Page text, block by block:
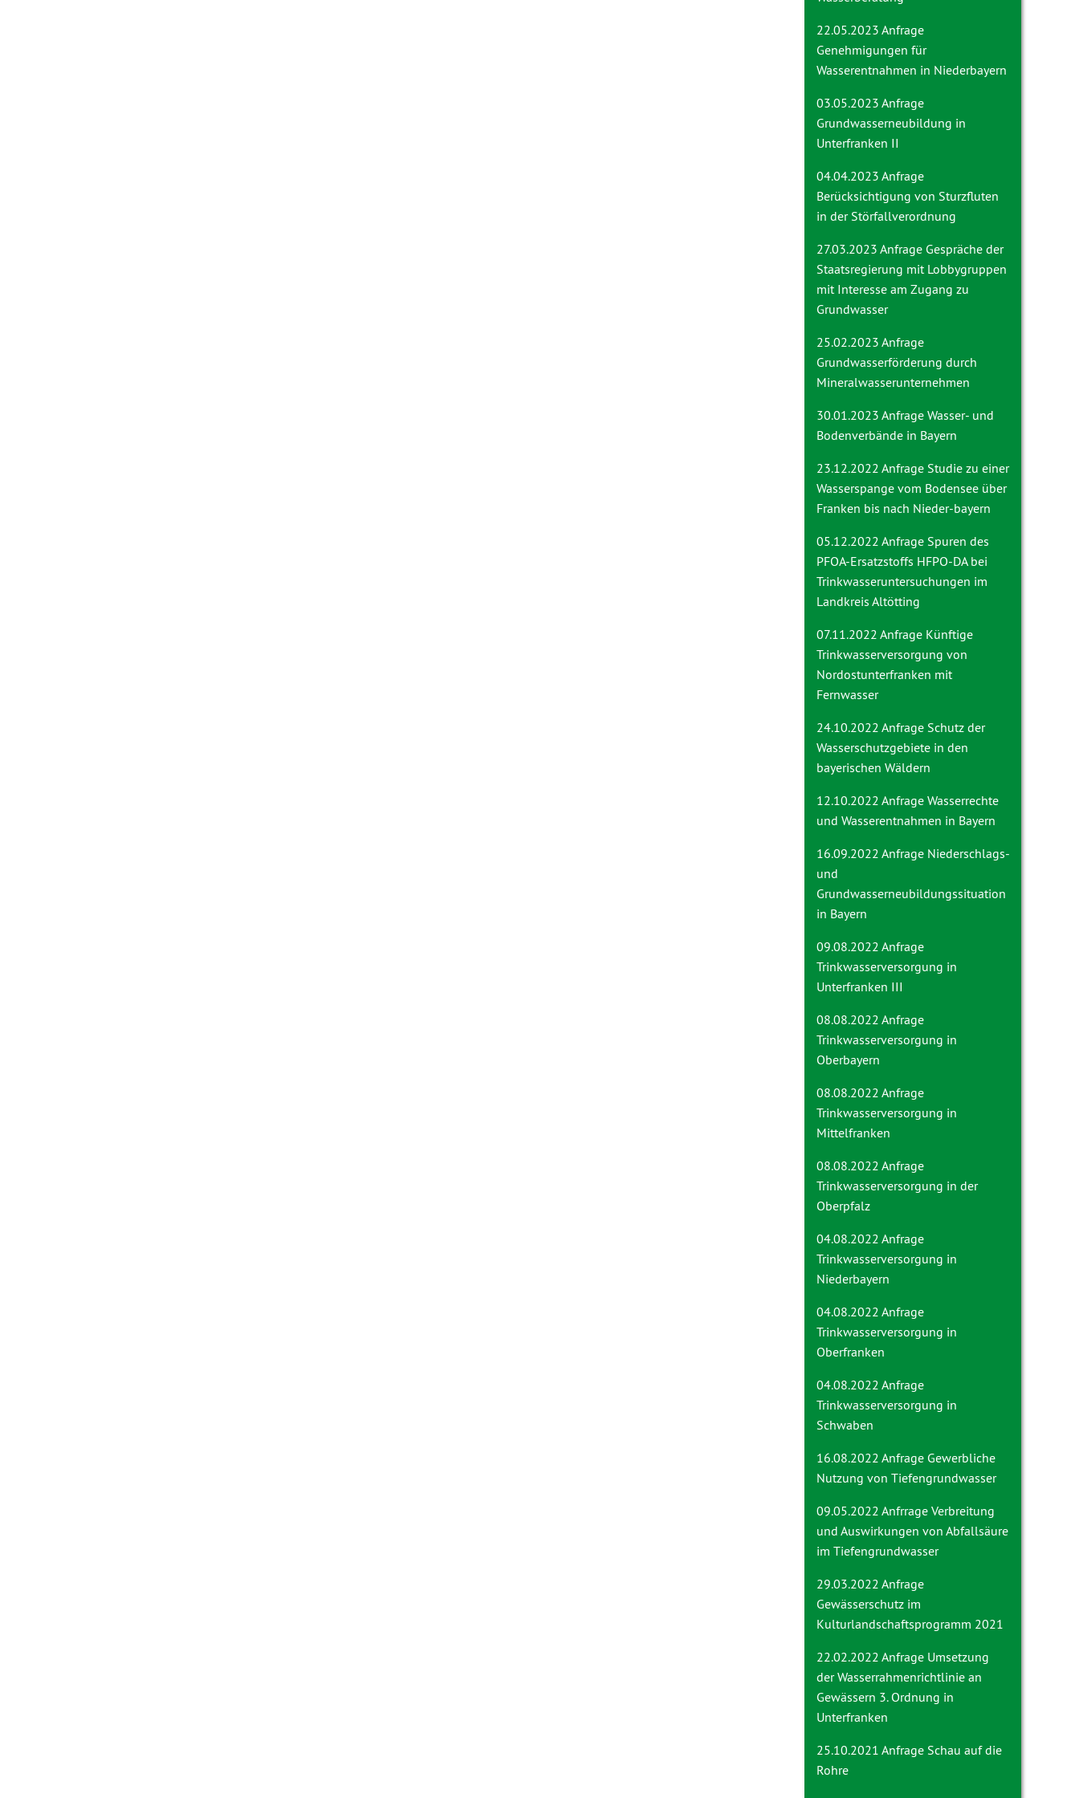
22.05.2023 Anfrage
Genehmigungen für
Wasserentnahmen in Niederbayern
03.05.2023 Anfrage
Grundwasserneubildung in
Unterfranken II
04.04.2023 Anfrage
Berücksichtigung von Sturzfluten
in der Störfallverordnung
27.03.2023 Anfrage Gespräche der
Staatsregierung mit Lobbygruppen
mit Interesse am Zugang zu
Grundwasser
25.02.2023 Anfrage
Grundwasserförderung durch
Mineralwasserunternehmen
30.01.2023 Anfrage Wasser- und
Bodenverbände in Bayern
23.12.2022 Anfrage Studie zu einer
Wasserspange vom Bodensee über
Franken bis nach Nieder-bayern
05.12.2022 Anfrage Spuren des
PFOA-Ersatzstoffs HFPO-DA bei
Trinkwasseruntersuchungen im
Landkreis Altötting
07.11.2022 Anfrage Künftige
Trinkwasserversorgung von
Nordostunterfranken mit
Fernwasser
24.10.2022 Anfrage Schutz der
Wasserschutzgebiete in den
bayerischen Wäldern
12.10.2022 Anfrage Wasserrechte
und Wasserentnahmen in Bayern
16.09.2022 Anfrage Niederschlags-
und
Grundwasserneubildungssituation
in Bayern
09.08.2022 Anfrage
Trinkwasserversorgung in
Unterfranken III
08.08.2022 Anfrage
Trinkwasserversorgung in
Oberbayern
08.08.2022 Anfrage
Trinkwasserversorgung in
Mittelfranken
08.08.2022 Anfrage
Trinkwasserversorgung in der
Oberpfalz
04.08.2022 Anfrage
Trinkwasserversorgung in
Niederbayern
04.08.2022 Anfrage
Trinkwasserversorgung in
Oberfranken
04.08.2022 Anfrage
Trinkwasserversorgung in
Schwaben
16.08.2022 Anfrage Gewerbliche
Nutzung von Tiefengrundwasser
09.05.2022 Anfrrage Verbreitung
und Auswirkungen von Abfallsäure
im Tiefengrundwasser
29.03.2022 Anfrage
Gewässerschutz im
Kulturlandschaftsprogramm 2021
22.02.2022 Anfrage Umsetzung
der Wasserrahmenrichtlinie an
Gewässern 3. Ordnung in
Unterfranken
25.10.2021 Anfrage Schau auf die
Rohre